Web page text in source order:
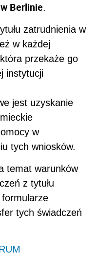
Berlinie.
zatrudnienia w
w każdej
przekaże go
instytucji
jest uzyskanie
w
tych wniosków.
temat warunków
z tytułu
tych świadczeń